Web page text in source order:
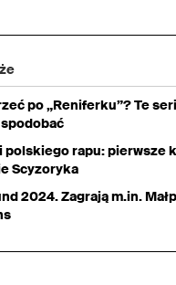
po „Reniferku”? Te
polskiego rapu: pierwsze
Scyzoryka
2024. Zagrają m.in.